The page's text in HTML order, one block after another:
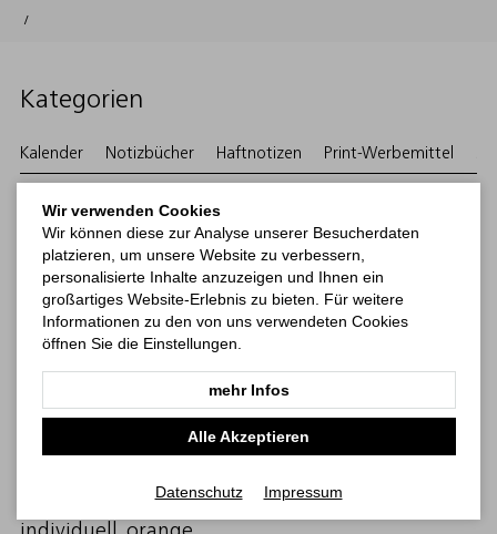
/
Kategorien
Kalender Notizbücher Haftnotizen Print-Werbemittel
Match-Book Natura
Punktraster, White,
Note-Book, A4, Future
00521000.FSC
Wir verwenden Cookies
Wir können diese zur Analyse unserer Besucherdaten
platzieren, um unsere Website zu verbessern,
personalisierte Inhalte anzuzeigen und Ihnen ein
großartiges Website-Erlebnis zu bieten. Für weitere
Informationen zu den von uns verwendeten Cookies
öffnen Sie die Einstellungen.
mehr Infos
Alle Akzeptieren
Datenschutz Impressum